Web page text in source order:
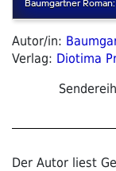
Autor/in:
Verlag: Diotima
Der Autor liest